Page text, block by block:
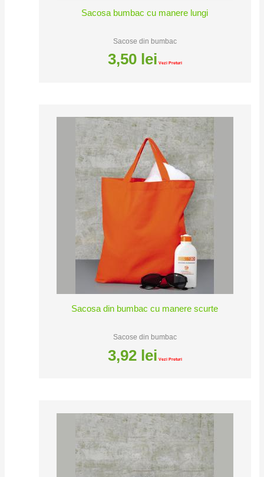
Sacosa bumbac cu manere lungi
Sacose din bumbac
3,50 lei Vezi Preturi
Sacosa din bumbac cu manere scurte
Sacose din bumbac
3,92 lei Vezi Preturi